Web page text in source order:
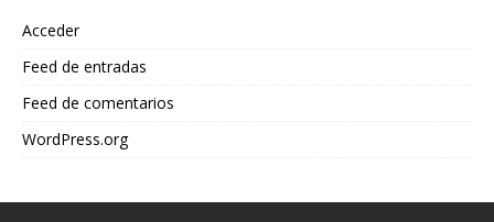
Acceder
Feed de entradas
Feed de comentarios
WordPress.org